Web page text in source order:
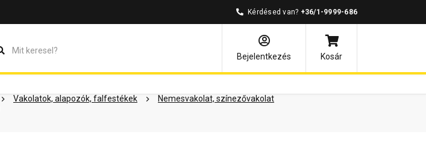
Kérdésed van? +36/1-9999-686
Bejelentkezés
Kosár
Vakolatok, alapozók, falfestékek
Nemesvakolat, színezővakolat
Dokumentumok Vásárlói vélemények Kérdések és válaszok